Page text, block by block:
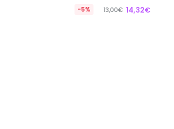
-5% 13,00€ 14,32€